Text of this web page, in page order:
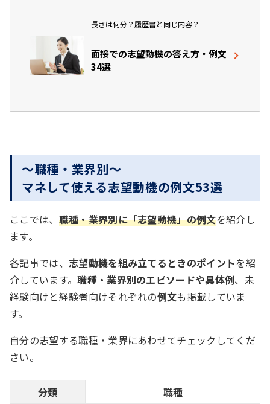
長さは何分？履歴書と同じ内容？
面接での志望動機の答え方・例文
34選
～職種・業界別～
マネして使える志望動機の例文53選
ここでは、 職種・業界別に「志望動機」の例文を紹介し
ます。
各記事では、 志望動機を組み立てるときのポイントを紹
介しています。職種・業界別のエピソードや具体例、未
経験向けと経験者向けそれぞれの例文も掲載していま
す。
自分の志望する職種・業界にあわせてチェックしてくだ
さい。
分類 職種